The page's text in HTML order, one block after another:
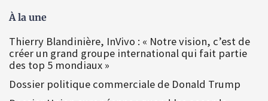
À la une
Thierry Blandinière, InVivo : « Notre vision, c’est de
créer un grand groupe international qui fait partie
des top 5 mondiaux »
Dossier politique commerciale de Donald Trump